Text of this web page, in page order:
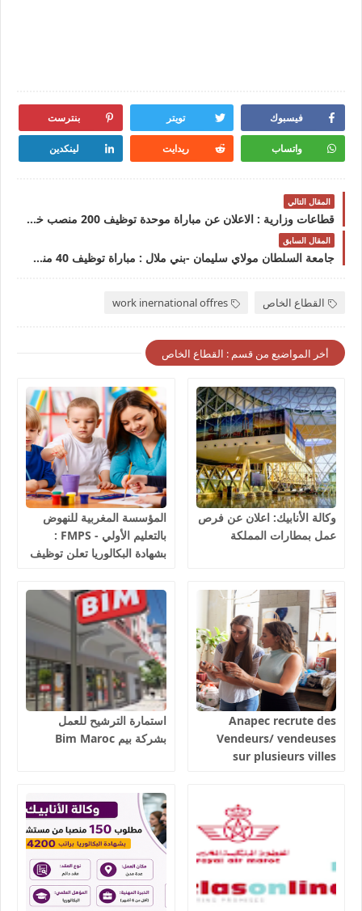
فيسبوك تويتر بنترست
واتساب ريدايت لينكدين
المقال التالي
قطاعات وزارية : الاعلان عن مباراة موحدة توظيف 200 منصب خاصة بالأشخاص في وضعية إعاقة في جميع التخصصات آخر أجل 12 شتنبر 2022
المقال السابق
جامعة السلطان مولاي سليمان -بني ملال : مباراة توظيف 40 منصب في مختلف الدرجات ، آخر أجل هو 26 غشت 2022
القطاع الخاص work inernational offres
أخر المواضيع من قسم : القطاع الخاص
وكالة الأنابيك: اعلان عن فرص
عمل بمطارات المملكة
المؤسسة المغربية للنهوض
بالتعليم الأولي - FMPS :
بشهادة البكالوريا تعلن توظيف
بمختلف جهات و أقاليم
المملكة 2026
Anapec recrute des
Vendeurs/ vendeuses
sur plusieurs villes
استمارة الترشيح للعمل
بشركة بيم Bim Maroc